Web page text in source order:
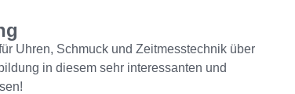
Uhren, Schmuck und Zeitmesstechnik über
in diesem sehr interessanten und